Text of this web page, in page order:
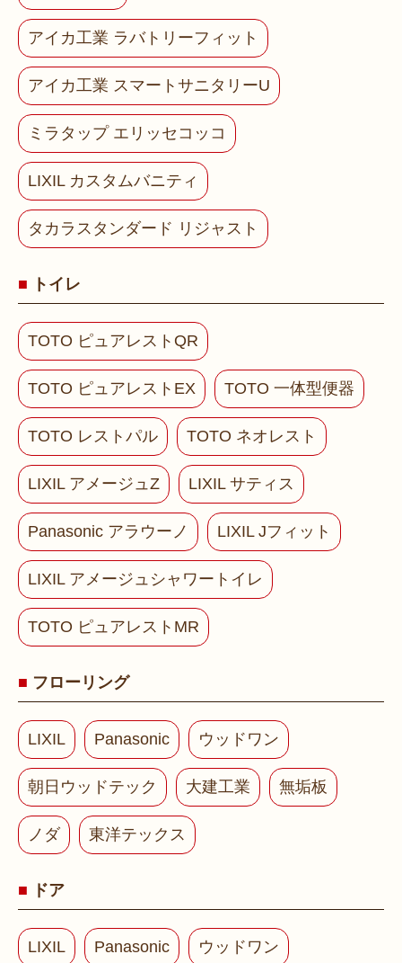
アイカ工業 ラバトリーフィット
アイカ工業 スマートサニタリーU
ミラタップ エリッセコッコ
LIXIL カスタムバニティ
タカラスタンダード リジャスト
トイレ
TOTO ピュアレストQR
TOTO ピュアレストEX TOTO 一体型便器
TOTO レストパル TOTO ネオレスト
LIXIL アメージュZ LIXIL サティス
Panasonic アラウーノ LIXIL Jフィット
LIXIL アメージュシャワートイレ
TOTO ピュアレストMR
フローリング
LIXIL Panasonic ウッドワン
朝日ウッドテック 大建工業 無垢板
ノダ 東洋テックス
ドア
LIXIL Panasonic ウッドワン